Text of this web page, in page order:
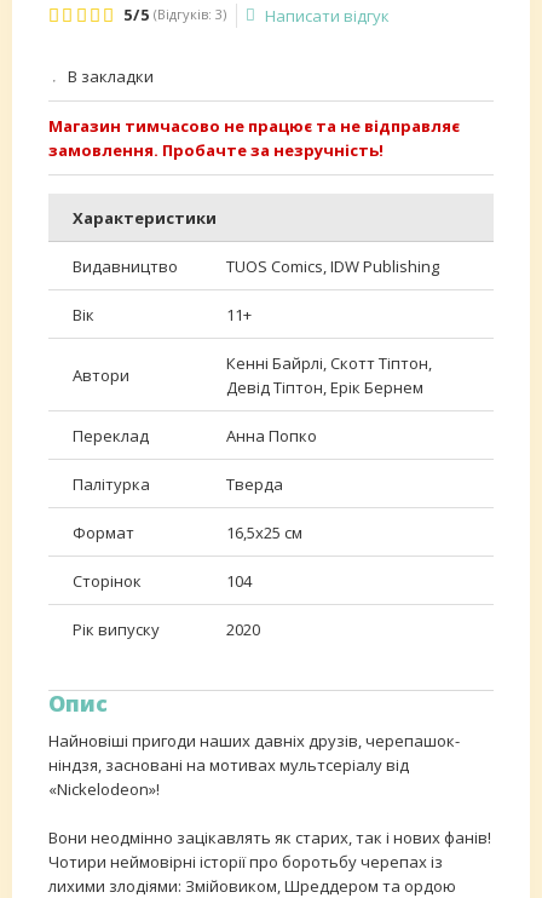
5/5 (Відгуків: 3) Написати відгук
В закладки
Магазин тимчасово не працює та не відправляє
замовлення. Пробачте за незручність!
Характеристики
Видавництво TUOS Comics, IDW Publishing
Вік 11+
Автори
Кенні Байрлі, Скотт Тіптон,
Девід Тіптон, Ерік Бернем
Переклад Анна Попко
Палітурка Тверда
Формат 16,5х25 см
Сторінок 104
Рік випуску 2020
Опис
Найновіші пригоди наших давніх друзів, черепашок-
ніндзя, засновані на мотивах мультсеріалу від
«Nickelodeon»!
Вони неодмінно зацікавлять як старих, так і нових фанів!
Чотири неймовірні історії про боротьбу черепах із
лихими злодіями: Змійовиком, Шреддером та ордою